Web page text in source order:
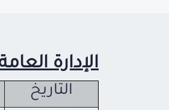
الإدارة
التاريخ